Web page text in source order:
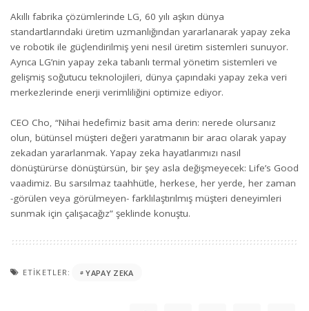
Akıllı fabrika çözümlerinde LG, 60 yılı aşkın dünya
standartlarındaki üretim uzmanlığından yararlanarak yapay zeka
ve robotik ile güçlendirilmiş yeni nesil üretim sistemleri sunuyor.
Ayrıca LG’nin yapay zeka tabanlı termal yönetim sistemleri ve
gelişmiş soğutucu teknolojileri, dünya çapındaki yapay zeka veri
merkezlerinde enerji verimliliğini optimize ediyor.
CEO Cho, “Nihai hedefimiz basit ama derin: nerede olursanız
olun, bütünsel müşteri değeri yaratmanın bir aracı olarak yapay
zekadan yararlanmak. Yapay zeka hayatlarımızı nasıl
dönüştürürse dönüştürsün, bir şey asla değişmeyecek: Life’s Good
vaadimiz. Bu sarsılmaz taahhütle, herkese, her yerde, her zaman
-görülen veya görülmeyen- farklılaştırılmış müşteri deneyimleri
sunmak için çalışacağız” şeklinde konuştu.
ETIKETLER: YAPAY ZEKA